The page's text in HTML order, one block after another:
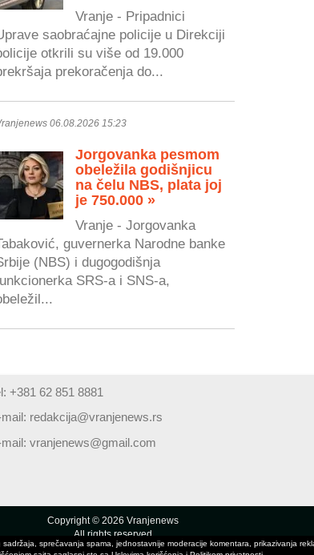
Vranje - Pripadnici
saobraćajne policije u Direkciji
otkrili su više od 19.000
prekoračenja do...
06.08.2026 15:23
Jorgovanka pesmom
obeležila godišnjicu
na čelu NBS, plata joj
je 750.000 »
Vranje - Jorgovanka
guvernerka Narodne banke
(NBS) i dugogodišnja
SRS-a i SNS-a,
+381 62 851 8881
redakcija@vranjenews.rs
mail:vranjenews@gmail.com
Copyright © 2026 Vranjenews
All rights reserved
www.vranjenews.rs
sprečavanja spama, jednostavnije moderacije komentara, prikazivanja